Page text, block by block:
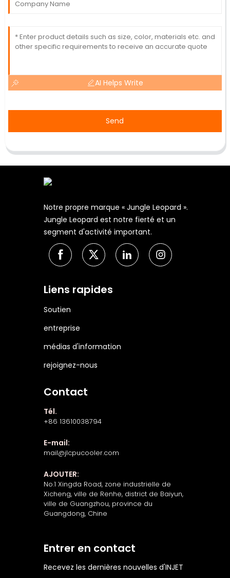
AI Helps Write
Send
Notre propre marque « Jungle Leopard ».
Jungle Leopard est notre fierté et un
segment d'activité important.
Liens rapides
Soutien
entreprise
médias d'information
rejoignez-nous
Contact
Tél.
+86 13610038794
E-mail:
mail@jlcpucooler.com
AJOUTER:
No.1 Xingda Road, zone industrielle de
Xicheng, ville de Renhe, district de Baiyun,
ville de Guangzhou, province du
Guangdong, Chine
Entrer en contact
Recevez les dernières nouvelles d'INJET